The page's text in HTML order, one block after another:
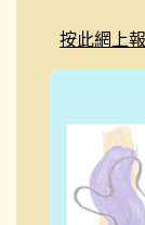
按此網上